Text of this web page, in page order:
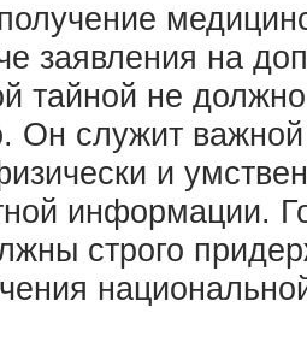
заявления на
тайной не
Он служит важной
и
информации.
строго